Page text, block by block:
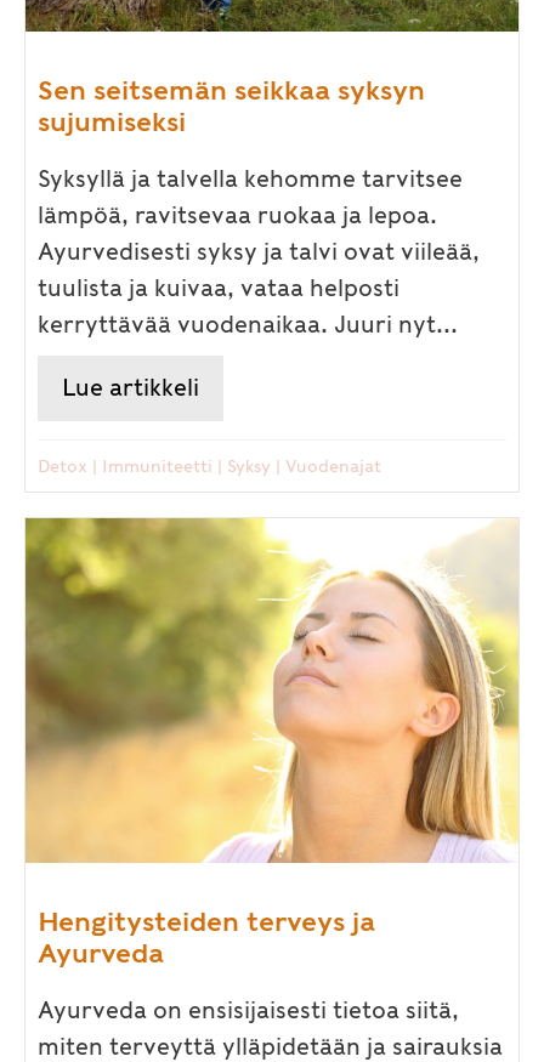
Sen seitsemän seikkaa syksyn
sujumiseksi
Syksyllä ja talvella kehomme tarvitsee
lämpöä, ravitsevaa ruokaa ja lepoa.
Ayurvedisesti syksy ja talvi ovat viileää,
tuulista ja kuivaa, vataa helposti
kerryttävää vuodenaikaa. Juuri nyt...
Lue artikkeli
Detox | Immuniteetti | Syksy | Vuodenajat
Hengitysteiden terveys ja
Ayurveda
Ayurveda on ensisijaisesti tietoa siitä,
miten terveyttä ylläpidetään ja sairauksia